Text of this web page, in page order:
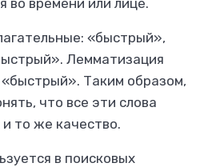
во времени или лице.
«быстрый»,
. Лемматизация
«быстрый». Таким образом,
что все эти слова
то же качество.
в поисковых